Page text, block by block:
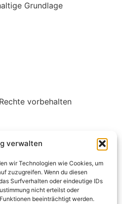
verwalten
wir Technologien wie Cookies, um
zuzugreifen. Wenn du diesen
Surfverhalten oder eindeutige IDs
nicht erteilst oder
beeinträchtigt werden.
Grundlage
vorbehalten